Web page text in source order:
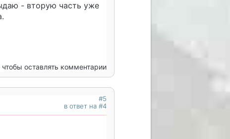
- вторую часть уже
чтобы оставлять комментарии
#5
в ответ на #4